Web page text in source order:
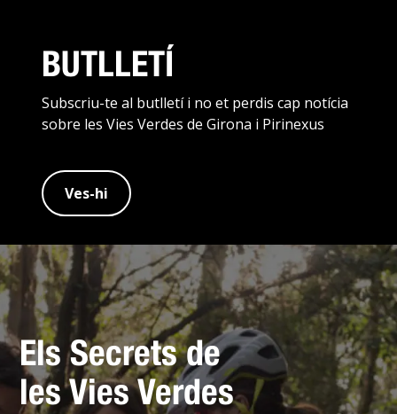
BUTLLETÍ
Subscriu-te al butlletí i no et perdis cap notícia
sobre les Vies Verdes de Girona i Pirinexus
Ves-hi
Els Secrets de
les Vies Verdes